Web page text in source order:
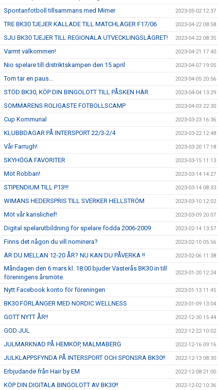
Spontanfotboll tillsammans med Mimer 2023-05-02 12:37
TRE BK30 TJEJER KALLADE TILL MATCHLÄGER F17/06 2023-04-22 08:58
SJU BK30 TJEJER TILL REGIONALA UTVECKLINGSLÄGRET! 2023-04-22 08:35
Varmt välkommen! 2023-04-21 17:40
Nio spelare till distriktskampen den 15 april 2023-04-07 19:05
Tom tar en paus... 2023-04-05 20:56
STÖD BK30, KÖP DIN BINGOLOTT TILL PÅSKEN HÄR 2023-04-04 13:29
SOMMARENS ROLIGASTE FOTBOLLSCAMP 2023-04-03 22:30
Cup Kommunal 2023-03-23 16:36
KLUBBDAGAR PÅ INTERSPORT 22/3-2/4 2023-03-22 12:48
Vår Farrugh! 2023-03-20 17:18
SKYHÖGA FAVORITER 2023-03-15 11:13
Möt Robban! 2023-03-14 14:27
STIPENDIUM TILL P13!!! 2023-03-14 08:33
WIMANS HEDERSPRIS TILL SVERKER HELLSTRÖM 2023-03-10 12:02
Möt vår kanslichef! 2023-03-09 20:07
Digital spelarutbildning för spelare födda 2006-2009 2023-02-14 13:57
Finns det någon du vill nominera? 2023-02-10 05:56
ÄR DU MELLAN 12-20 ÅR? NU KAN DU PÅVERKA !! 2023-02-06 11:38
Måndagen den 6 mars kl. 18:00 bjuder Västerås BK30 in till
föreningens årsmöte.
2023-01-20 12:24
Nytt Facebook konto för föreningen 2023-01-13 11:45
BK30 FÖRLÄNGER MED NORDIC WELLNESS 2023-01-09 13:04
GOTT NYTT ÅR!! 2022-12-30 15:44
GOD JUL 2022-12-22 10:02
JULMARKNAD PÅ HEMKÖP, MALMABERG 2022-12-16 09:16
JULKLAPPSFYNDA PÅ INTERSPORT OCH SPONSRA BK30!! 2022-12-13 08:30
Erbjudande från Hair by EM 2022-12-08 21:00
KÖP DIN DIGITALA BINGOLOTT AV BK30!! 2022-12-02 10:36